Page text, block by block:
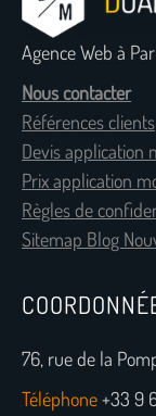
Agence Web à
Nous contacter
Références clients
Devis application
Prix application
Règles de
Sitemap Blog
76, rue de la
Téléphone+33 9